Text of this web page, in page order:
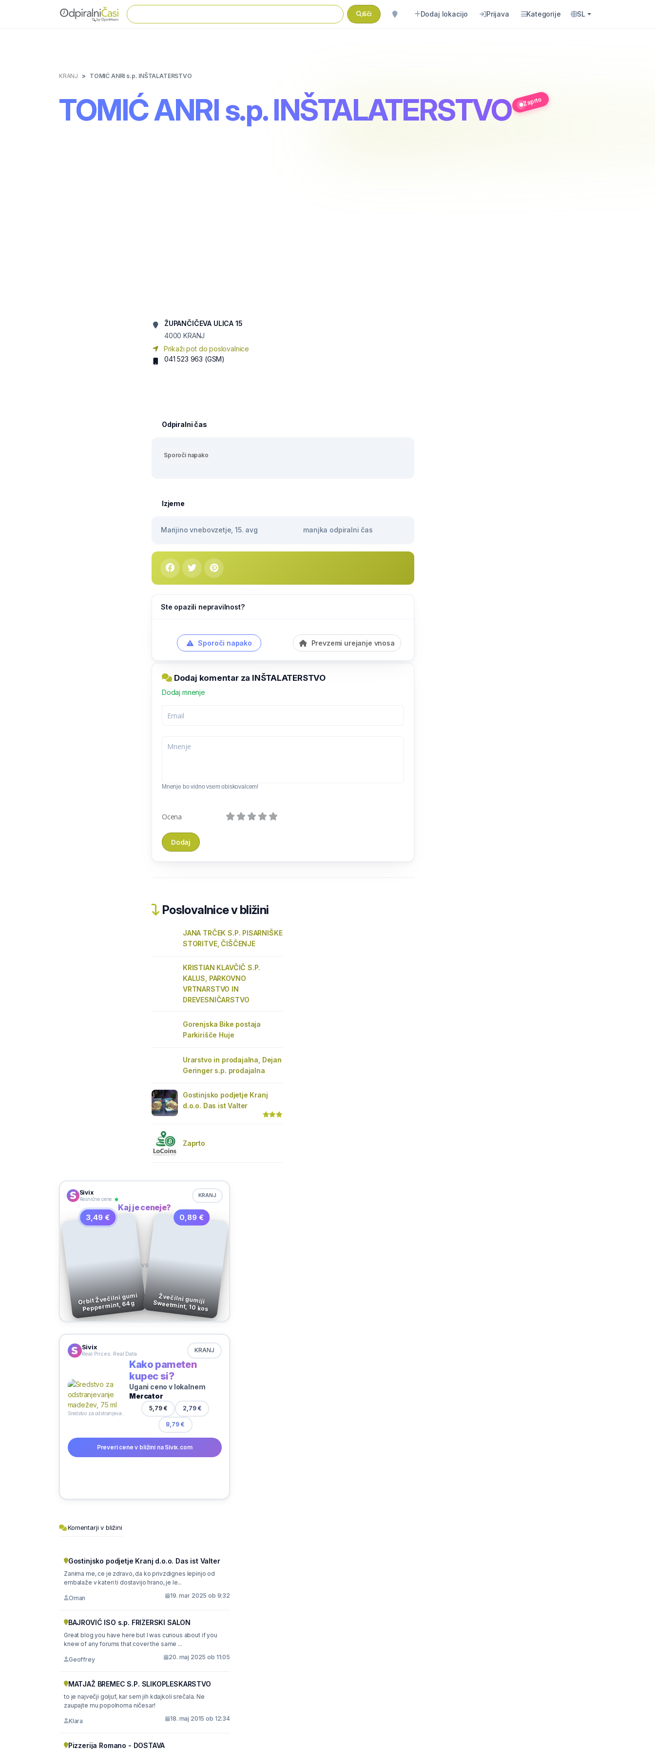
Išči Dodaj lokacijo Prijava Kategorije SL
KRANJ TOMIĆ ANRI s.p. INŠTALATERSTVO
TOMIĆ ANRI s.p. INŠTALATERSTVO Zaprto
ŽUPANČIČEVA ULICA 15
4000 KRANJ
Prikaži pot do poslovalnice
041 523 963 (GSM)
Odpiralni čas
Sporoči napako
Izjeme
Marijino vnebovzetje, 15. avg manjka odpiralni čas
Ste opazili nepravilnost?
Sporoči napako Prevzemi urejanje vnosa
Dodaj komentar za INŠTALATERSTVO
Dodaj mnenje
Mnenje bo vidno vsem obiskovalcem!
Ocena
Poslovalnice v bližini
JANA TRČEK S.P. PISARNIŠKE
STORITVE, ČIŠČENJE
KRISTIAN KLAVČIČ S.P.
KALUS, PARKOVNO
VRTNARSTVO IN
DREVESNIČARSTVO
Gorenjska Bike postaja
Parkirišče Huje
Urarstvo in prodajalna, Dejan
Geringer s.p. prodajalna
Gostinjsko podjetje Kranj
d.o.o. Das ist Valter
Zaprto
Sivix
Resnične cene
KRANJ
Kaj je ceneje?
3,49 €
Orbit Žvečilni gumi
Peppermint, 64 g
VS
0,89 €
Žvečilni gumiji
Sweetmint, 10 kos
Sivix
Real Prices. Real Data KRANJ
Kako pameten
kupec si?
Ugani ceno v lokalnem
Mercator
5,79 € 2,79 €
8,79 €
Preveri cene v bližini na Sivix.com
Komentarji v bližini
Gostinjsko podjetje Kranj d.o.o. Das ist Valter
Zanima me, ce je zdravo, da ko privzdignes lepinjo od
embalaže v kateri ti dostavijo hrano, je le...
Oman 19. mar 2025 ob 9:32
BAJROVIĆ ISO s.p. FRIZERSKI SALON
Great blog you have here but I was curious about if you
knew of any forums that cover the same ...
Geoffrey 20. maj 2025 ob 11:05
MATJAŽ BREMEC S.P. SLIKOPLESKARSTVO
to je največji goljuf, kar sem jih kdajkoli srečala. Ne
zaupajte mu popolnoma ničesar!
Klara 18. maj 2015 ob 12:34
Pizzerija Romano - DOSTAVA